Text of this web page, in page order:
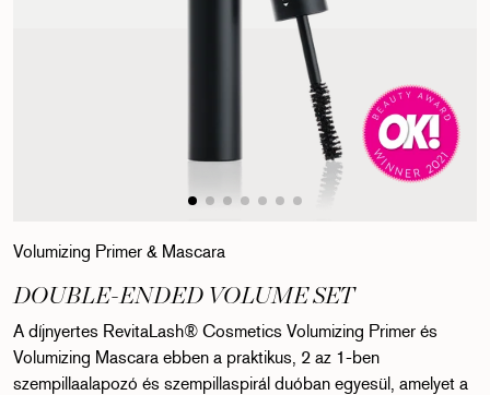
Volumizing Primer & Mascara
DOUBLE-ENDED VOLUME SET
A díjnyertes RevitaLash® Cosmetics Volumizing Primer és
Volumizing Mascara ebben a praktikus, 2 az 1-ben
szempillaalapozó és szempillaspirál duóban egyesül, amelyet a